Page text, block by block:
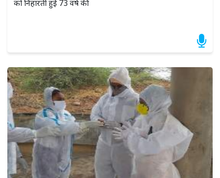
को निहारती हुई 73 वर्ष की